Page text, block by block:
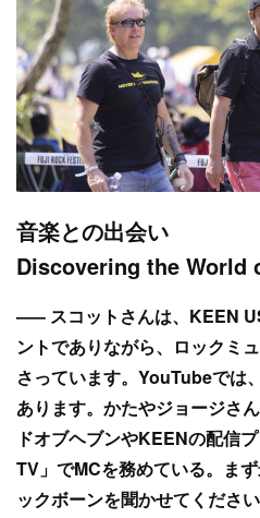
音楽との出会い
Discovering the World
––– スコットさんは、KEEN
ントでありながら、ロックミ
さっています。YouTubeでは
あります。かたやジョージさ
ドオブヘブンやKEENの配信
TV」でMCを務めている。ま
ックボーンを聞かせてください